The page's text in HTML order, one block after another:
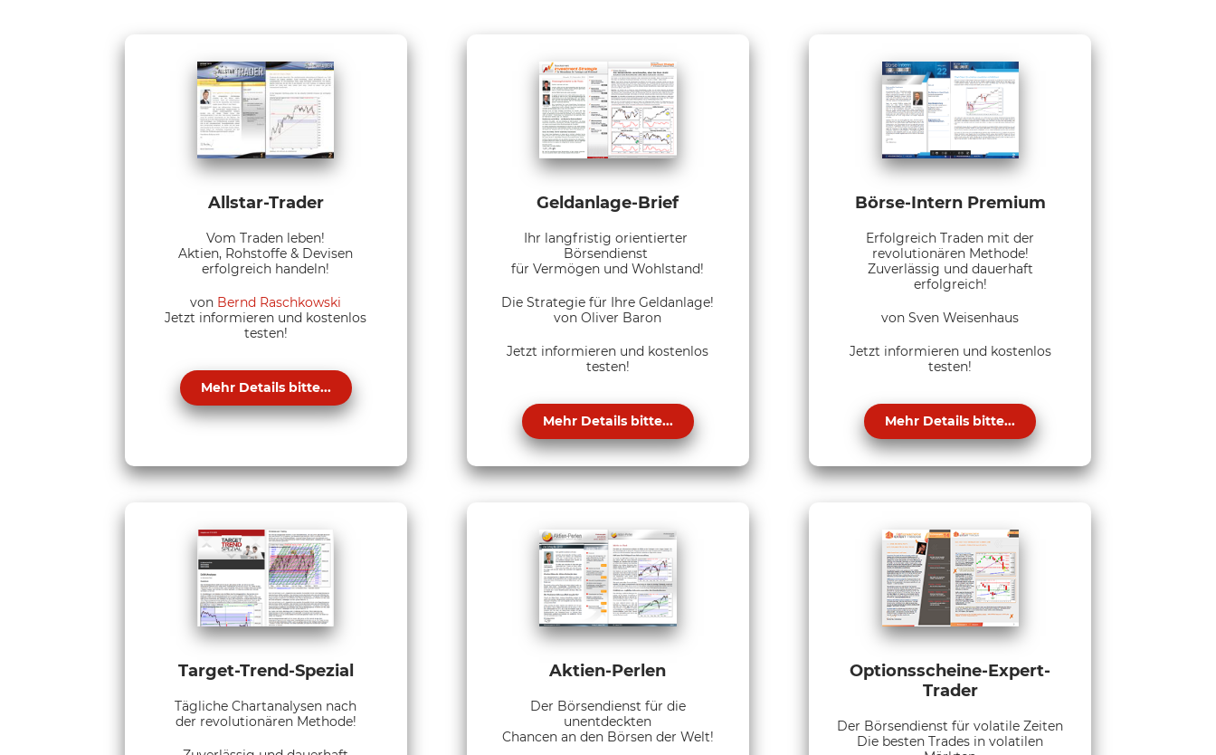
Allstar-Trader
Vom Traden leben!
Aktien, Rohstoffe & Devisen
erfolgreich handeln!
von Bernd Raschkowski
Jetzt informieren und kostenlos
testen!
Mehr Details bitte...
Geldanlage-Brief
Ihr langfristig orientierter
Börsendienst
für Vermögen und Wohlstand!
Die Strategie für Ihre Geldanlage!
von Oliver Baron
Jetzt informieren und kostenlos
testen!
Mehr Details bitte...
Börse-Intern Premium
Erfolgreich Traden mit der
revolutionären Methode!
Zuverlässig und dauerhaft
erfolgreich!
von Sven Weisenhaus
Jetzt informieren und kostenlos
testen!
Mehr Details bitte...
Target-Trend-Spezial
Tägliche Chartanalysen nach
der revolutionären Methode!
Aktien-Perlen
Der Börsendienst für die
unentdeckten
Chancen an den Börsen der Welt!
Optionsscheine-Expert-
Trader
Der Börsendienst für volatile Zeiten
Die besten Trades in volatilen